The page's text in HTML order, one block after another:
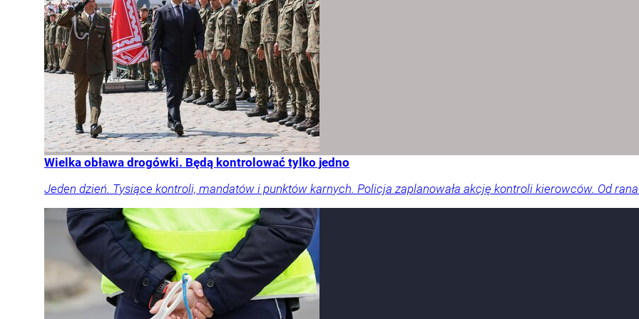
Wielka obława drogówki. Będą kontrolować tylko jedno
Jeden dzień. Tysiące kontroli, mandatów i punktów karnych. Policja zaplanowała akcję kontroli kierowców. Od